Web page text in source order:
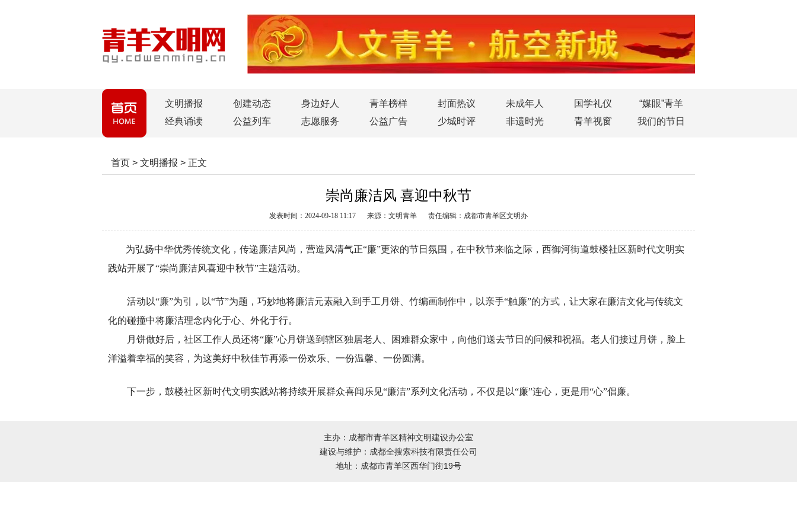
文明播报 创建动态 身边好人 青羊榜样 封面热议 未成年人 国学礼仪
“媒眼”青羊
经典诵读
公益列车 志愿服务 公益广告 少城时评 非遗时光 青羊视窗 我们的节日
首页 > 文明播报 > 正文
崇尚廉洁风 喜迎中秋节
发表时间：2024-09-18 11:17 来源：文明青羊 责任编辑：成都市青羊区文明办
为弘扬中华优秀传统文化，传递廉洁风尚，营造风清气正“廉”更浓的节日氛围，在中秋节来临之际， 西御河街道鼓楼社区新时代文明实
践站开展了“崇尚廉洁风喜迎中秋节”主题活动。
活动以“廉”为引，以“节”为题，巧妙地将廉洁元素融入到手工月饼、竹编画制作中，以亲手“触廉”的方式，让大家在廉洁文化与传统文
化的碰撞中将廉洁理念内化于心、外化于行。
月饼做好后，社区工作人员还将“廉”心月饼送到辖区独居老人、困难群众家中，向他们送去节日的问候和祝福。老人们接过月饼，脸上
洋溢着幸福的笑容，为这美好中秋佳节再添一份欢乐、一份温馨、一份圆满。
下一步，鼓楼社区新时代文明实践站将持续开展群众喜闻乐见“廉洁”系列文化活动，不仅是以“廉”连心，更是用“心”倡廉。
主办：成都市青羊区精神文明建设办公室
建设与维护： 成都全搜索科技有限责任公司
地址：成都市青羊区西华门街19号